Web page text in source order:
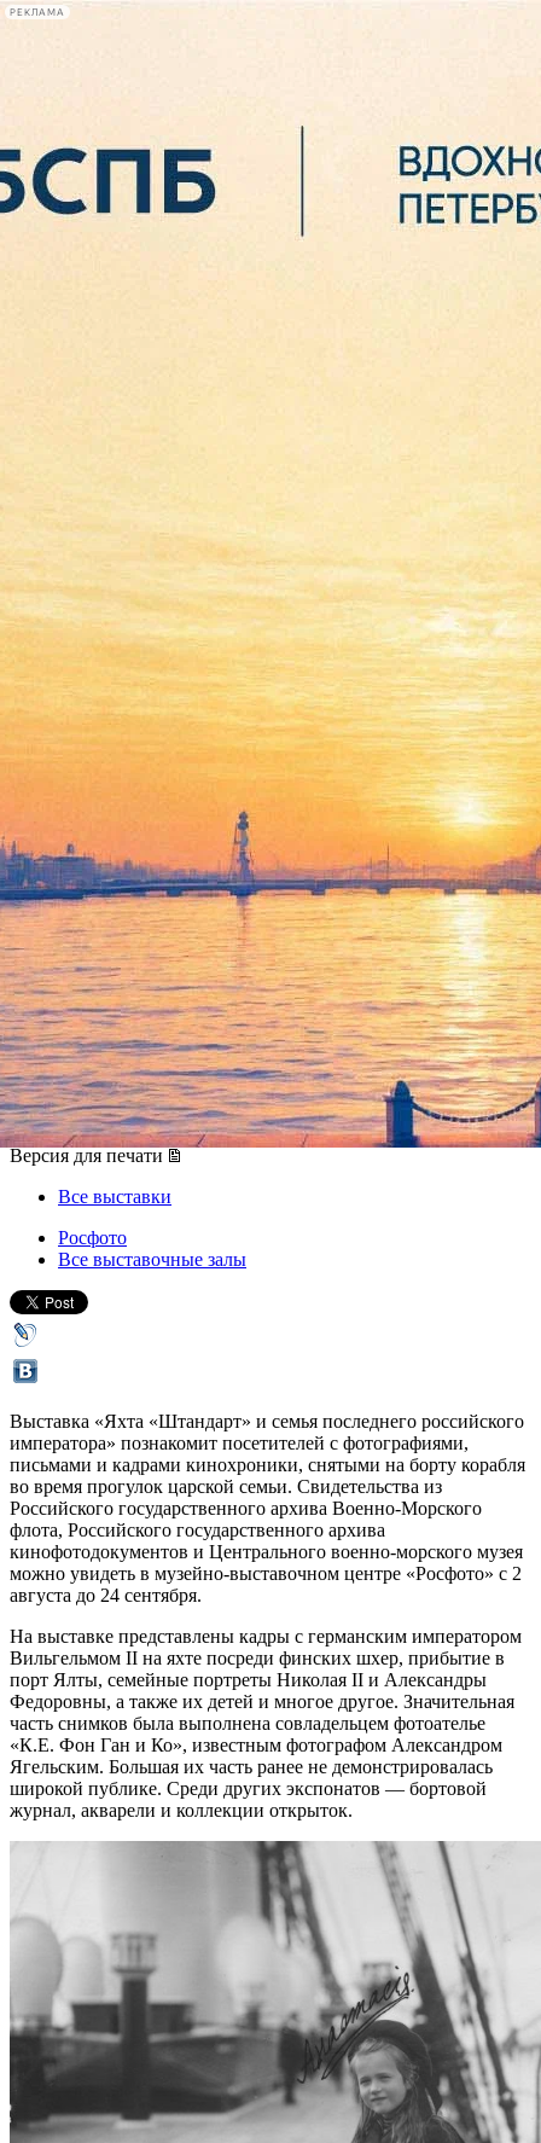
РЕКЛАМА
Сегодня:
2026.08.07
В «Росфото» покажут
фотографии с морских
вояжей Николая II
02 августа 2017, среда-24 сентября 2017, воскресенье
Версия для печати
Все выставки
Росфото
Все выставочные залы
Выставка «Яхта «Штандарт» и семья последнего российского
императора» познакомит посетителей с фотографиями,
письмами и кадрами кинохроники, снятыми на борту корабля
во время прогулок царской семьи. Свидетельства из
Российского государственного архива Военно-Морского
флота, Российского государственного архива
кинофотодокументов и Центрального военно-морского музея
можно увидеть в музейно-выставочном центре «Росфото» с 2
августа до 24 сентября.
На выставке представлены кадры с германским императором
Вильгельмом II на яхте посреди финских шхер, прибытие в
порт Ялты, семейные портреты Николая II и Александры
Федоровны, а также их детей и многое другое. Значительная
часть снимков была выполнена совладельцем фотоателье
«К.Е. Фон Ган и Ко», известным фотографом Александром
Ягельским. Большая их часть ранее не демонстрировалась
широкой публике. Среди других экспонатов — бортовой
журнал, акварели и коллекции открыток.